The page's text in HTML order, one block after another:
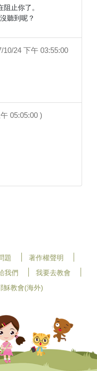
止你了。
10/24 下午 03:55:00
05:05:00 )
題
著作權聲明
我們
我要去教會
穌教會(海外)